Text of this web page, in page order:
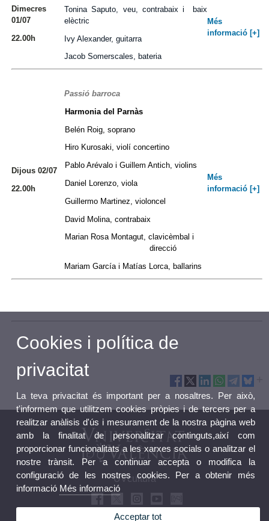
Dimecres
01/07
22.00h
Tonina Saputo, veu, contrabaix i baix
elèctric
Ivy Alexander, guitarra
Jacob Somerscales, bateria
Més
informació [+]
Dijous 02/07
22.00h
Passió barroca
Harmonia del Parnàs
Belén Roig, soprano
Hiro Kurosaki, violí concertino
Pablo Arévalo i Guillem Antich, violins
Daniel Lorenzo, viola
Guillermo Martinez, violoncel
David Molina, contrabaix
Marian Rosa Montagut, clavicèmbal i
direcció
Mariam García i Matías Lorca, ballarins
Més
informació [+]
UVcultura
Cookies i política de
privacitat
La teva privacitat és important per a nosaltres. Per això,
t'informem que utilitzem cookies pròpies i de tercers per a
realitzar anàlisis d'ús i mesurament de la nostra pàgina web
amb la finalitat de personalitzar continguts,així com
proporcionar funcionalitats a les xarxes socials o analitzar el
nostre trànsit. Per a continuar accepta o modifica la
configuració de les nostres cookies. Per a obtenir més
informació Més informació
Acceptar tot